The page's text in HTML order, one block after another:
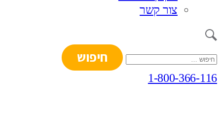
צור קשר
חיפוש:
1-800-366-116